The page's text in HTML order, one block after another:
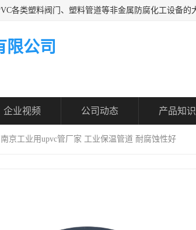
限公司
企业视频 公司动态 产品知识
京工业用upvc管厂家 工业保温管道 耐腐蚀性好